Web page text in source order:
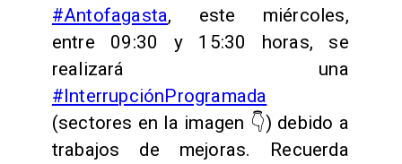
#Antofagasta, este miércoles,
entre 09:30 y 15:30 horas, se
realizará una
#InterrupciónProgramada
(sectores en la imagen 👇) debido a
trabajos de mejoras. Recuerda